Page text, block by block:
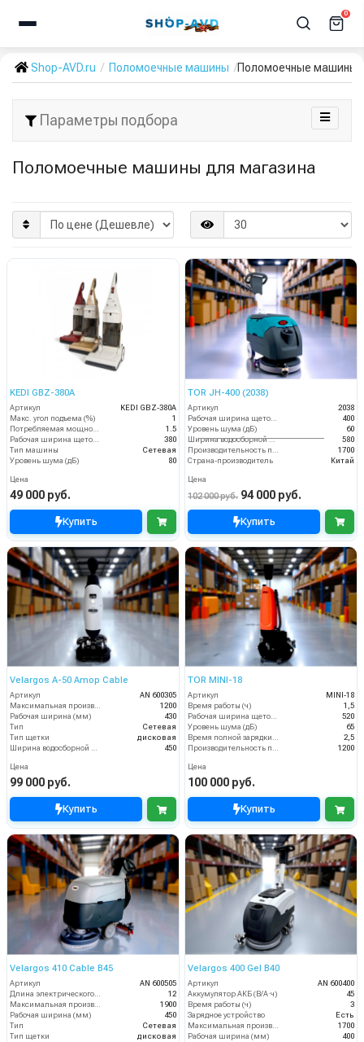
0
Shop-AVD.ru Поломоечные машины Поломоечные машины
Параметры подбора
Поломоечные машины для магазина
KEDI GBZ-380A
Артикул
KEDI GBZ-380A
Макс. угол подъема (%)
1
1.5
380
Тип машины
Сетевая
Уровень шума (дБ)
80
Цена
49 000 руб.
Купить
TOR JH-400 (2038)
Артикул
2038
400
Уровень шума (дБ)
60
Ширина водосборной рейки
580
1700
Страна-производитель
Китай
Цена
102 000 руб. 94 000 руб.
Купить
Velargos A-50 Amop Cable
Артикул
AN 600305
Максимальная производительность (кв.м/час)
1200
Рабочая ширина (мм)
430
Тип
Сетевая
Тип щетки
дисковая
Ширина водосборной рейки
450
Цена
99 000 руб.
Купить
TOR MINI-18
Артикул
MINI-18
Время работы (ч)
1,5
Рабочая ширина щеток (мм)
520
Уровень шума (дБ)
65
Время полной зарядки аккумулятора (ч)
2,5
Производительность по площади (м2/ч)
1200
Цена
100 000 руб.
Купить
Velargos 410 Cable B45
Артикул
AN 600505
Длина электрического кабеля (м)
12
Максимальная производительность (кв.м/час)
1900
Рабочая ширина (мм)
450
Тип
Сетевая
Тип щетки
дисковая
Velargos 400 Gel B40
Артикул
AN 600400
Аккумулятор АКБ (В/А·ч)
45
Время работы (ч)
3
Зарядное устройство
Есть
Максимальная производительность (кв.м/час)
1700
Рабочая ширина (мм)
400